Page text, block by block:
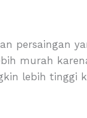
persaingan
murah
lebih tinggi